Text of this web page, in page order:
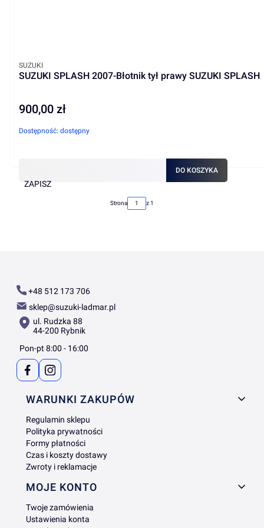
SUZUKI SPLASH 2007-Błotnik tył prawy SUZUKI SPLASH
PRODUCENT
SUZUKI
Cena
900,00 zł
Dostępność: dostępny
ZAPISZ
DO KOSZYKA
Strona z 1
+48 512 173 706
sklep@suzuki-ladmar.pl
ul. Rudzka 88
44-200 Rybnik
Pon-pt 8:00 - 16:00
Linki w stopce
WARUNKI ZAKUPÓW
Regulamin sklepu
Polityka prywatności
Formy płatności
Czas i koszty dostawy
Zwroty i reklamacje
MOJE KONTO
Twoje zamówienia
Ustawienia konta